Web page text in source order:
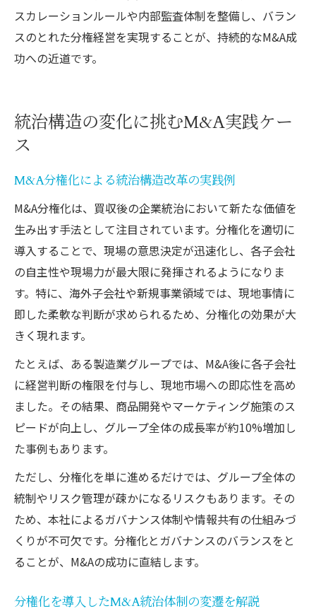
スカレーションルールや内部監査体制を整備し、バラン
スのとれた分権経営を実現することが、持続的なM&A成
功への近道です。
統治構造の変化に挑むM&A実践ケー
ス
M&A分権化による統治構造改革の実践例
M&A分権化は、買収後の企業統治において新たな価値を
生み出す手法として注目されています。分権化を適切に
導入することで、現場の意思決定が迅速化し、各子会社
の自主性や現場力が最大限に発揮されるようになりま
す。特に、海外子会社や新規事業領域では、現地事情に
即した柔軟な判断が求められるため、分権化の効果が大
きく現れます。
たとえば、ある製造業グループでは、M&A後に各子会社
に経営判断の権限を付与し、現地市場への即応性を高め
ました。その結果、商品開発やマーケティング施策のス
ピードが向上し、グループ全体の成長率が約10%増加し
た事例もあります。
ただし、分権化を単に進めるだけでは、グループ全体の
統制やリスク管理が疎かになるリスクもあります。その
ため、本社によるガバナンス体制や情報共有の仕組みづ
くりが不可欠です。分権化とガバナンスのバランスをと
ることが、M&Aの成功に直結します。
分権化を導入したM&A統治体制の変遷を解説